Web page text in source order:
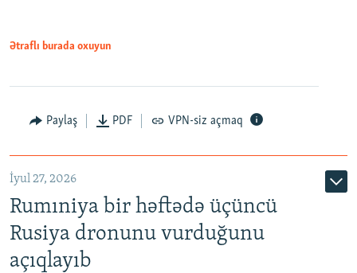
Ətraflı burada oxuyun
Paylaş PDF VPN-siz açmaq
İyul 27, 2026
Rumıniya bir həftədə üçüncü
Rusiya dronunu vurduğunu
açıqlayıb